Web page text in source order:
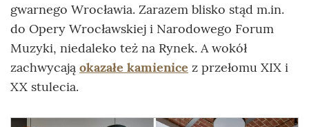
gwarnego Wrocławia. Zarazem blisko stąd m.in.
do Opery Wrocławskiej i Narodowego Forum
Muzyki, niedaleko też na Rynek. A wokół
zachwycają okazałe kamienice z przełomu XIX i
XX stulecia.